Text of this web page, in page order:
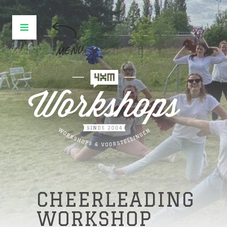
MENU
CHEERLEADING
WORKSHOP